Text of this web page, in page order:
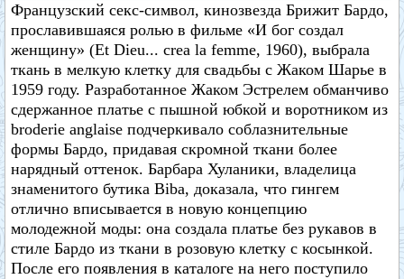
Французский секс-символ, кинозвезда Брижит Бардо,
прославившаяся ролью в фильме «И бог создал
женщину» (Et Dieu... creа la femme, 1960), выбрала
ткань в мелкую клетку для свадьбы с Жаком Шарье в
1959 году. Разработанное Жаком Эстрелем обманчиво
сдержанное платье с пышной юбкой и воротником из
broderie anglaise подчеркивало соблазнительные
формы Бардо, придавая скромной ткани более
нарядный оттенок. Барбара Хуланики, владелица
знаменитого бутика Biba, доказала, что гингем
отлично вписывается в новую концепцию
молодежной моды: она создала платье без рукавов в
стиле Бардо из ткани в розовую клетку с косынкой.
После его появления в каталоге на него поступило